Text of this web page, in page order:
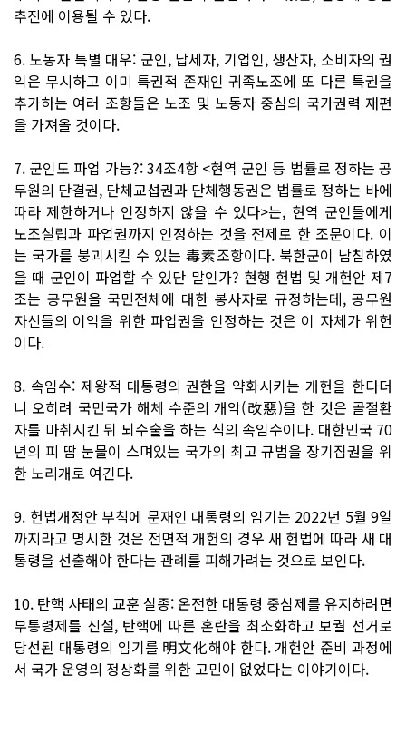
추진에 이용될 수 있다.
6. 노동자 특별 대우: 군인, 납세자, 기업인, 생산자, 소비자의 권
익은 무시하고 이미 특권적 존재인 귀족노조에 또 다른 특권을
추가하는 여러 조항들은 노조 및 노동자 중심의 국가권력 재편
을 가져올 것이다.
7. 군인도 파업 가능?: 34조4항 <현역 군인 등 법률로 정하는 공
무원의 단결권, 단체교섭권과 단체행동권은 법률로 정하는 바에
따라 제한하거나 인정하지 않을 수 있다>는, 현역 군인들에게
노조설립과 파업권까지 인정하는 것을 전제로 한 조문이다. 이
는 국가를 붕괴시킬 수 있는 毒素조항이다. 북한군이 남침하였
을 때 군인이 파업할 수 있단 말인가? 현행 헌법 및 개헌안 제7
조는 공무원을 국민전체에 대한 봉사자로 규정하는데, 공무원
자신들의 이익을 위한 파업권을 인정하는 것은 이 자체가 위헌
이다.
8. 속임수: 제왕적 대통령의 권한을 약화시키는 개헌을 한다더
니 오히려 국민국가 해체 수준의 개악(改惡)을 한 것은 골절환
자를 마취시킨 뒤 뇌수술을 하는 식의 속임수이다. 대한민국 70
년의 피 땀 눈물이 스며있는 국가의 최고 규범을 장기집권을 위
한 노리개로 여긴다.
9. 헌법개정안 부칙에 문재인 대통령의 임기는 2022년 5월 9일
까지라고 명시한 것은 전면적 개헌의 경우 새 헌법에 따라 새 대
통령을 선출해야 한다는 관례를 피해가려는 것으로 보인다.
10. 탄핵 사태의 교훈 실종: 온전한 대통령 중심제를 유지하려면
부통령제를 신설, 탄핵에 따른 혼란을 최소화하고 보궐 선거로
당선된 대통령의 임기를 明文化해야 한다. 개헌안 준비 과정에
서 국가 운영의 정상화를 위한 고민이 없었다는 이야기이다.